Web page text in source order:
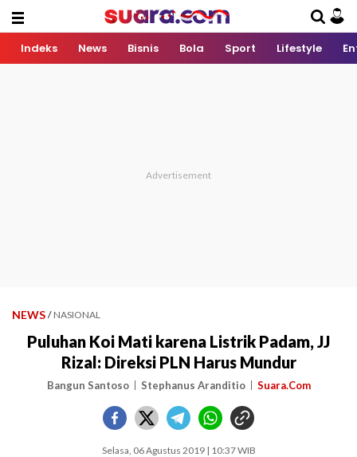
Indeks News Bisnis Bola Sport Lifestyle
NEWS / NASIONAL
Puluhan Koi Mati karena Listrik Padam, JJ
Rizal: Direksi PLN Harus Mundur
Bangun Santoso Stephanus Aranditio Suara.Com
Selasa, 06 Agustus 2019 | 10:37 WIB